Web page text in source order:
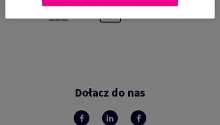
Dołacz do nas